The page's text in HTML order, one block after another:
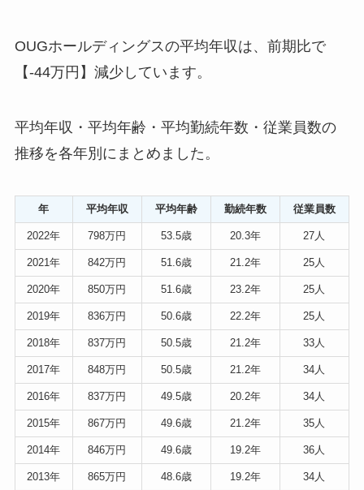
OUGホールディングスの平均年収は、前期比で
【-44万円】減少しています。
平均年収・平均年齢・平均勤続年数・従業員数の
推移を各年別にまとめました。
年 平均年収 平均年齢 勤続年数 従業員数
2022年 798万円 53.5歳 20.3年 27人
2021年 842万円 51.6歳 21.2年 25人
2020年 850万円 51.6歳 23.2年 25人
2019年 836万円 50.6歳 22.2年 25人
2018年 837万円 50.5歳 21.2年 33人
2017年 848万円 50.5歳 21.2年 34人
2016年 837万円 49.5歳 20.2年 34人
2015年 867万円 49.6歳 21.2年 35人
2014年 846万円 49.6歳 19.2年 36人
2013年 865万円 48.6歳 19.2年 34人